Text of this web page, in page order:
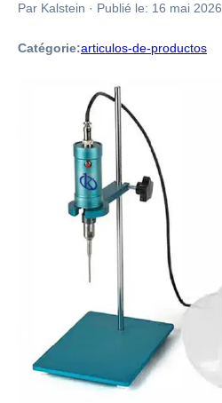
Par Kalstein · Publié le: 16 mai 2026
Catégorie:articulos-de-productos